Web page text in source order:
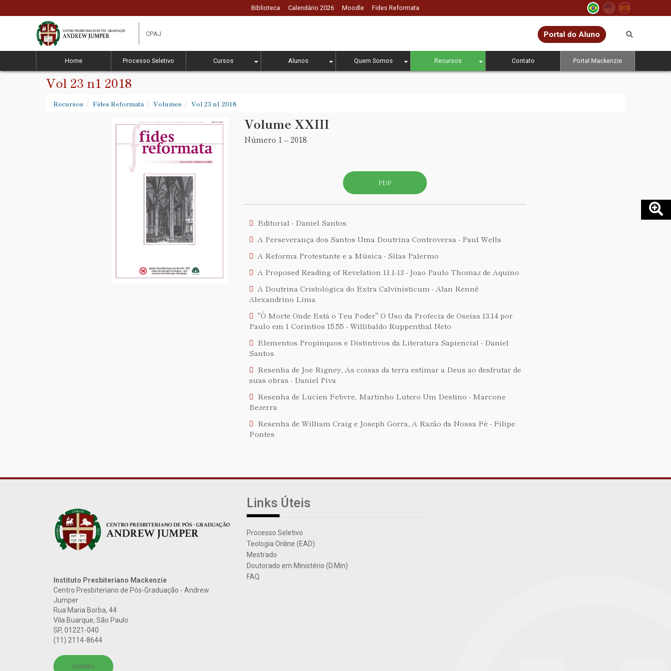
Biblioteca Calendário 2026 Moodle Fides Reformata
CPAJ Portal do Aluno
Home Processo Seletivo Cursos Alunos Quem Somos Recursos Contato Portal Mackenzie
Vol 23 n1 2018
Recursos Fides Reformata Volumes Vol 23 n1 2018
Volume XXIII
Número 1 – 2018
PDF
Editorial - Daniel Santos
A Perseverança dos Santos Uma Doutrina Controversa - Paul Wells
A Reforma Protestante e a Música - Silas Palermo
A Proposed Reading of Revelation 11.1-13 - Joao Paulo Thomaz de Aquino
A Doutrina Cristológica do Extra Calvinisticum - Alan Rennê
Alexandrino Lima
"Ó Morte Onde Está o Teu Poder" O Uso da Profecia de Oseias 13.14 por
Paulo em 1 Coríntios 15.55 - Willibaldo Ruppenthal Neto
Elementos Propínquos e Distintivos da Literatura Sapiencial - Daniel
Santos
Resenha de Joe Rigney, As coisas da terra estimar a Deus ao desfrutar de
suas obras - Daniel Piva
Resenha de Lucien Febvre, Martinho Lutero Um Destino - Marcone
Bezerra
Resenha de William Craig e Joseph Gorra, A Razão da Nossa Fé - Filipe
Fontes
Instituto Presbiteriano Mackenzie
Centro Presbiteriano de Pós-Graduação - Andrew
Jumper
Rua Maria Borba, 44
Vila Buarque, São Paulo
SP, 01221-040
(11) 2114-8644
Contato
Links Úteis
Processo Seletivo
Teologia Online (EAD)
Mestrado
Doutorado em Ministério (D.Min)
FAQ